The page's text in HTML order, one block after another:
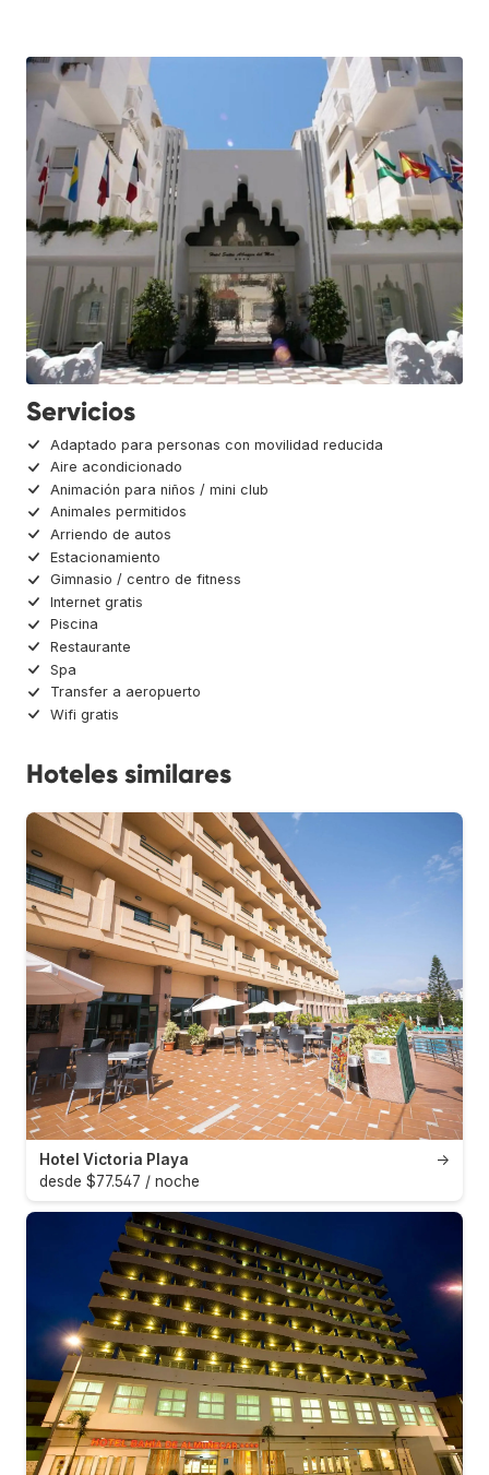
Servicios
Adaptado para personas con movilidad reducida
Aire acondicionado
Animación para niños / mini club
Animales permitidos
Arriendo de autos
Estacionamiento
Gimnasio / centro de fitness
Internet gratis
Piscina
Restaurante
Spa
Transfer a aeropuerto
Wifi gratis
Hoteles similares
→
Hotel Victoria Playa
desde $77.547 / noche